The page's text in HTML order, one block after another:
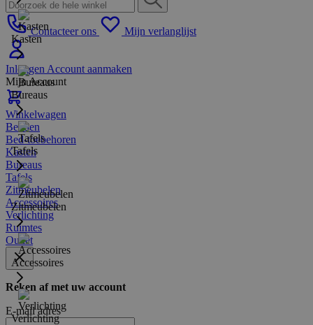
Contacteer ons Mijn verlanglijst
Inloggen Account aanmaken
Mijn Account
Winkelwagen
Kasten
Bureaus
Tafels
Zitmeubelen
Accessoires
Verlichting
Bedden
Bed-toebehoren
Kasten
Bureaus
Tafels
Zitmeubelen
Accessoires
Verlichting
Ruimtes
Outlet
Reken af met uw account
E-mail adres